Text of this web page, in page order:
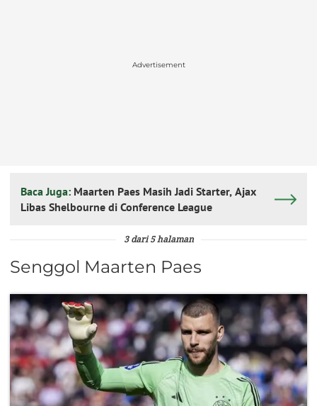
Advertisement
Baca Juga: Maarten Paes Masih Jadi Starter, Ajax
Libas Shelbourne di Conference League
3 dari 5 halaman
Senggol Maarten Paes